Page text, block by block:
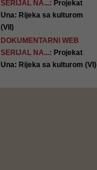
SERIJAL NA...: Projekat
Una: Rijeka sa kulturom
(VII)
DOKUMENTARNI WEB
SERIJAL NA...: Projekat
Una: Rijeka sa kulturom (VI)